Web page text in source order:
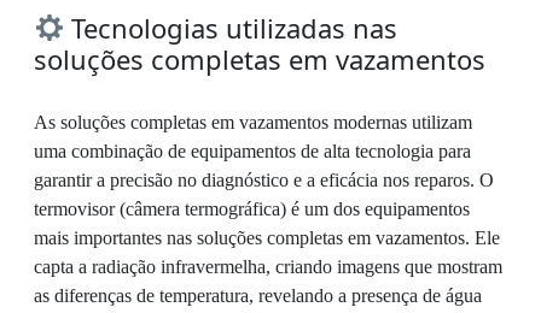
Tecnologias utilizadas nas
soluções completas em vazamentos
As soluções completas em vazamentos modernas utilizam
uma combinação de equipamentos de alta tecnologia para
garantir a precisão no diagnóstico e a eficácia nos reparos. O
termovisor (câmera termográfica) é um dos equipamentos
mais importantes nas soluções completas em vazamentos. Ele
capta a radiação infravermelha, criando imagens que mostram
as diferenças de temperatura, revelando a presença de água